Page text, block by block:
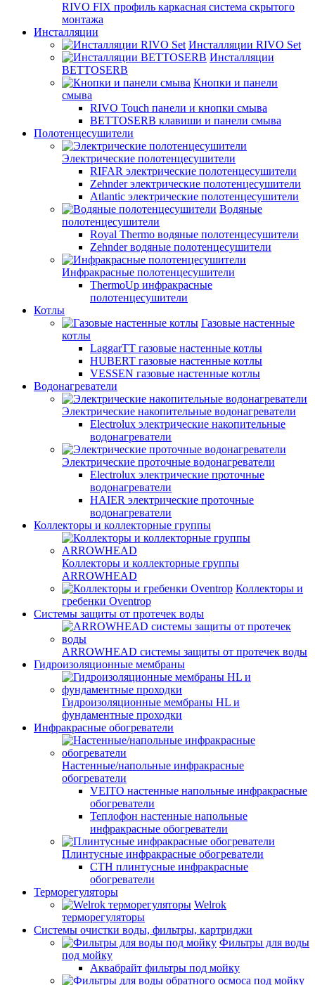
RIVO FIX профиль каркасная система скрытого
монтажа
Инсталляции
Инсталляции RIVO Set
Инсталляции
BETTOSERB
Кнопки и панели
смыва
RIVO Touch панели и кнопки смыва
BETTOSERB клавиши и панели смыва
Полотенцесушители
Электрические полотенцесушители
RIFAR электрические полотенцесушители
Zehnder электрические полотенцесушители
Atlantic электрические полотенцесушители
Водяные
полотенцесушители
Royal Thermo водяные полотенцесушители
Zehnder водяные полотенцесушители
Инфракрасные полотенцесушители
ThermoUp инфракрасные
полотенцесушители
Котлы
Газовые настенные
котлы
LaggarTT газовые настенные котлы
HUBERT газовые настенные котлы
VESSEN газовые настенные котлы
Водонагреватели
Электрические накопительные водонагреватели
Electrolux электрические накопительные
водонагреватели
Электрические проточные водонагреватели
Electrolux электрические проточные
водонагреватели
HAIER электрические проточные
водонагреватели
Коллекторы и коллекторные группы
Коллекторы и коллекторные группы
ARROWHEAD
Коллекторы и
гребенки Oventrop
Системы защиты от протечек воды
ARROWHEAD системы защиты от протечек воды
Гидроизоляционные мембраны
Гидроизоляционные мембраны HL и
фундаментные проходки
Инфракрасные обогреватели
Настенные/напольные инфракрасные
обогреватели
VEITO настенные напольные инфракрасные
обогреватели
Теплофон настенные напольные
инфракрасные обогреватели
Плинтусные инфракрасные обогреватели
СТН плинтусные инфракрасные
обогреватели
Терморегуляторы
Welrok
терморегуляторы
Системы очистки воды, фильтры, картриджи
Фильтры для воды
под мойку
Аквабрайт фильтры под мойку